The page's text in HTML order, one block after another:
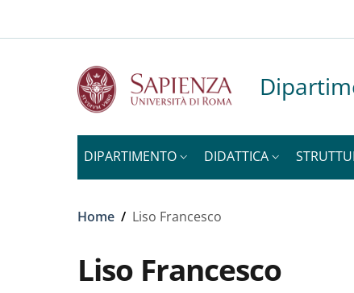
DIPARTIMENTO DIDATTICA
Briciole di pane
Home / Liso Francesco
Liso Francesco